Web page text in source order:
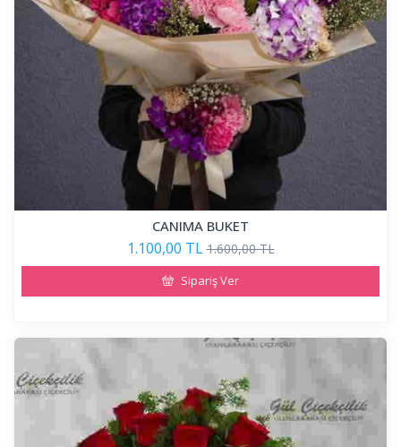
CANIMA BUKET
1.100,00 TL 1.600,00 TL
Sipariş Ver